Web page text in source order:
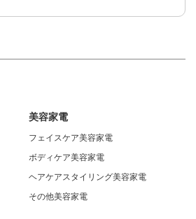
美容家電
フェイスケア美容家電
ボディケア美容家電
ヘアケアスタイリング美容家電
その他美容家電